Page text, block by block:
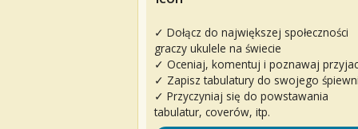
✓ Dołącz do największej społeczności
graczy ukulele na świecie
✓ Oceniaj, komentuj i poznawaj
✓ Zapisz tabulatury do swojego
✓ Przyczyniaj się do powstawania
tabulatur, coverów, itp.